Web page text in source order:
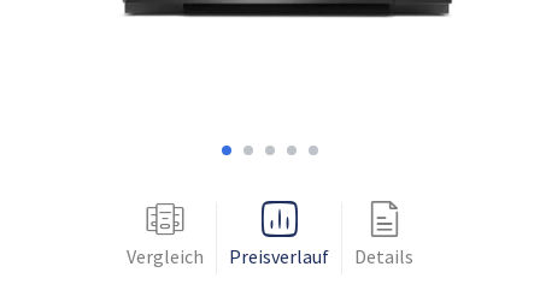
Vergleich Preisverlauf Details